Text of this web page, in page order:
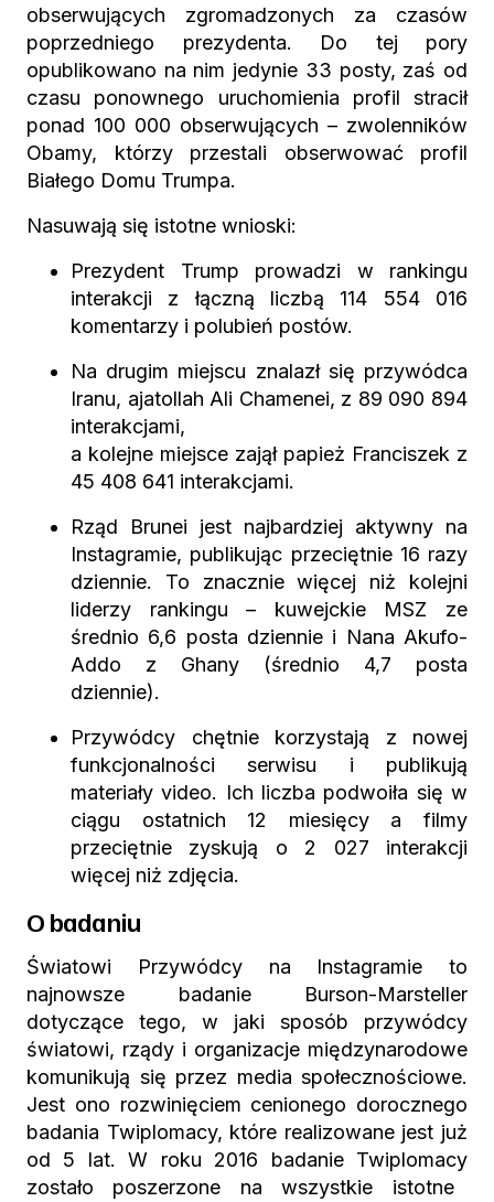
obserwujących zgromadzonych za czasów
poprzedniego prezydenta. Do tej pory
opublikowano na nim jedynie 33 posty, zaś od
czasu ponownego uruchomienia profil stracił
ponad 100 000 obserwujących – zwolenników
Obamy, którzy przestali obserwować profil
Białego Domu Trumpa.
Nasuwają się istotne wnioski:
Prezydent Trump prowadzi w rankingu
interakcji z łączną liczbą 114 554 016
komentarzy i polubień postów.
Na drugim miejscu znalazł się przywódca
Iranu, ajatollah Ali Chamenei, z 89 090 894
interakcjami,
a kolejne miejsce zajął papież Franciszek z
45 408 641 interakcjami.
Rząd Brunei jest najbardziej aktywny na
Instagramie, publikując przeciętnie 16 razy
dziennie. To znacznie więcej niż kolejni
liderzy rankingu – kuwejckie MSZ ze
średnio 6,6 posta dziennie i Nana Akufo-
Addo z Ghany (średnio 4,7 posta
dziennie).
Przywódcy chętnie korzystają z nowej
funkcjonalności serwisu i publikują
materiały video. Ich liczba podwoiła się w
ciągu ostatnich 12 miesięcy a filmy
przeciętnie zyskują o 2 027 interakcji
więcej niż zdjęcia.
O badaniu
Światowi Przywódcy na Instagramie to
najnowsze badanie
Burson-Marsteller
dotyczące tego, w jaki sposób przywódcy
światowi, rządy i organizacje międzynarodowe
komunikują się przez media społecznościowe.
Jest ono rozwinięciem cenionego dorocznego
badania Twiplomacy, które realizowane jest już
od 5 lat. W roku 2016 badanie Twiplomacy
zostało poszerzone na wszystkie istotne